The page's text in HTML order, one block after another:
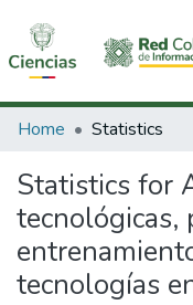
Communities &
All of DSpace
Home Statistics
Statistics for
tecnológicas,
tecnologías